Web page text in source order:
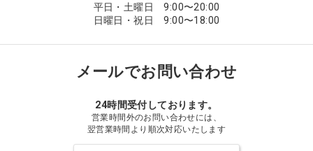
平日・土曜日 9:00〜20:00
日曜日・祝日 9:00〜18:00
メールでお問い合わせ
24時間受付しております。
営業時間外のお問い合わせには、
翌営業時間より順次対応いたします